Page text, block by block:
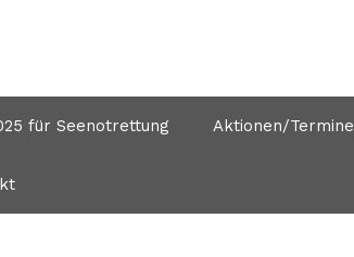
für Seenotrettung Aktionen/Termine